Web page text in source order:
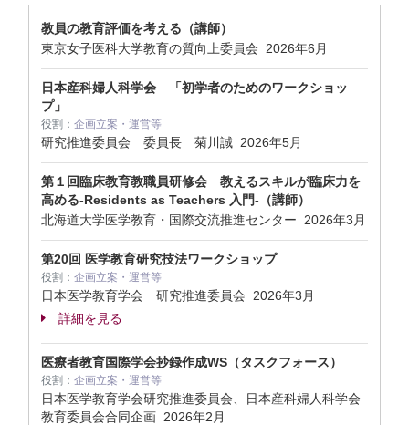
教員の教育評価を考える（講師）
東京女子医科大学教育の質向上委員会 2026年6月
日本産科婦人科学会 「初学者のためのワークショッ
プ」
役割： 企画立案・運営等
研究推進委員会 委員長 菊川誠 2026年5月
第１回臨床教育教職員研修会 教えるスキルが臨床力を
高める-Residents as Teachers 入門-（講師）
北海道大学医学教育・国際交流推進センター 2026年3月
第20回 医学教育研究技法ワークショップ
役割： 企画立案・運営等
日本医学教育学会 研究推進委員会 2026年3月
詳細を見る
医療者教育国際学会抄録作成WS（タスクフォース）
役割： 企画立案・運営等
日本医学教育学会研究推進委員会、日本産科婦人科学会
教育委員会合同企画 2026年2月